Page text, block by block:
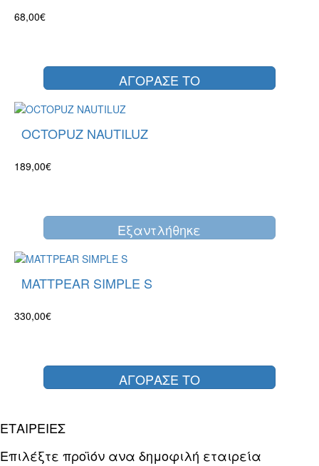
68,00€
ΑΓΟΡΑΣΕ ΤΟ
OCTOPUZ NAUTILUZ
189,00€
Eξαντλήθηκε
MATTPEAR SIMPLE S
330,00€
ΑΓΟΡΑΣΕ ΤΟ
ΕΤΑΙΡΕΙΕΣ
Επιλέξτε προϊόν ανα δημοφιλή εταιρεία